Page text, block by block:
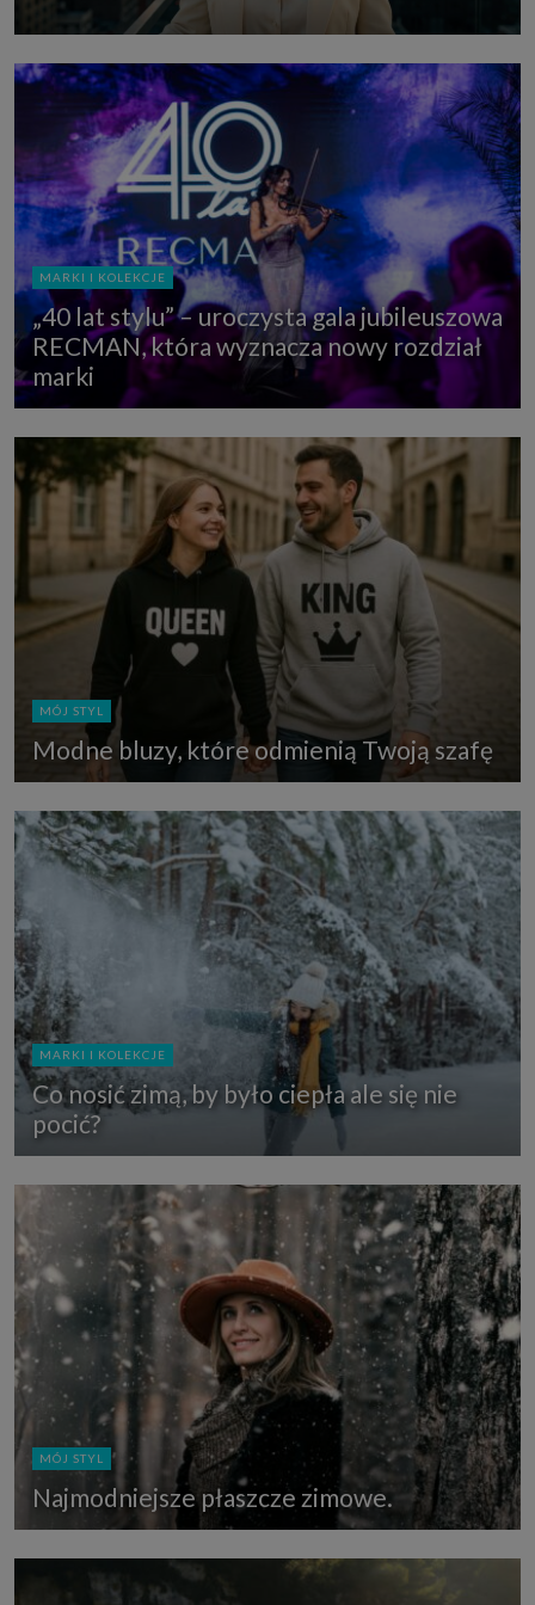
MARKI I KOLEKCJE
„40 lat stylu” – uroczysta gala jubileuszowa
RECMAN, która wyznacza nowy rozdział
marki
MÓJ STYL
Modne bluzy, które odmienią Twoją szafę
MARKI I KOLEKCJE
Co nosić zimą, by było ciepła ale się nie
pocić?
MÓJ STYL
Najmodniejsze płaszcze zimowe.